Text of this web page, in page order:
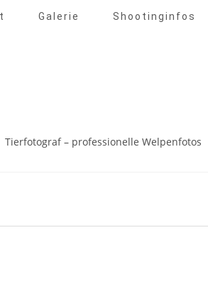
Galerie Shootinginfos
– professionelle Welpenfotos